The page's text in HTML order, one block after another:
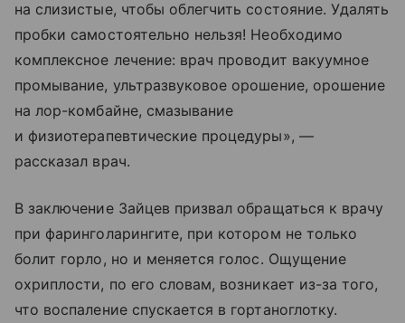
на слизистые, чтобы облегчить состояние. Удалять
пробки самостоятельно нельзя! Необходимо
комплексное лечение: врач проводит вакуумное
промывание, ультразвуковое орошение, орошение
на лор-комбайне, смазывание
и физиотерапевтические процедуры», —
рассказал врач.
В заключение Зайцев призвал обращаться к врачу
при фаринголарингите, при котором не только
болит горло, но и меняется голос. Ощущение
охриплости, по его словам, возникает из-за того,
что воспаление спускается в гортаноглотку.